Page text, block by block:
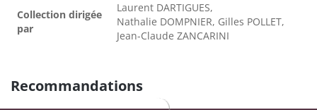
Collection dirigée
par
Laurent DARTIGUES,
Nathalie DOMPNIER, Gilles POLLET,
Jean-Claude ZANCARINI
Recommandations